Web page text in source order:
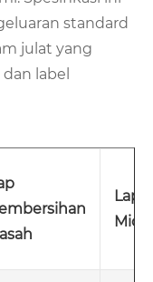
standard
julat yang
label
Lap